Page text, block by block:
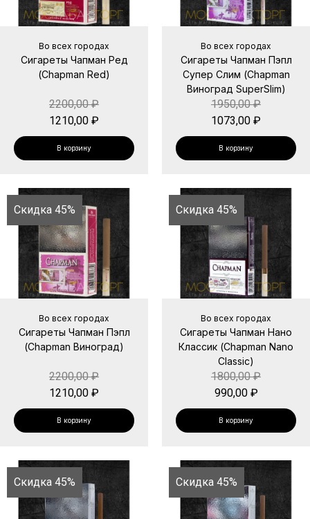
Во всех городах
Сигареты Чапман Ред
(Chapman Red)
2200,00₽
1210,00 ₽
В корзину
Во всех городах
Сигареты Чапман Пэпл
Супер Слим (Chapman
Виноград SuperSlim)
1950,00₽
1073,00 ₽
В корзину
Скидка 45%
Во всех городах
Сигареты Чапман Пэпл
(Chapman Виноград)
2200,00₽
1210,00 ₽
В корзину
Скидка 45%
Во всех городах
Сигареты Чапман Нано
Классик (Chapman Nano
Classic)
1800,00₽
990,00 ₽
В корзину
Скидка 45% Скидка 45%